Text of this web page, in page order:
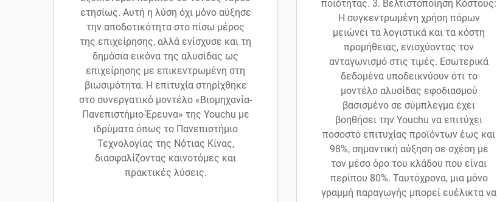
ετησίως. Αυτή η λύση όχι μόνο αύξησε
την αποδοτικότητα στο πίσω μέρος
της επιχείρησης, αλλά ενίσχυσε και τη
δημόσια εικόνα της αλυσίδας ως
επιχείρησης με επικεντρωμένη στη
βιωσιμότητα. Η επιτυχία στηρίχθηκε
στο συνεργατικό μοντέλο «Βιομηχανία-
Πανεπιστήμιο-Έρευνα» της Youchu με
ιδρύματα όπως το Πανεπιστήμιο
Τεχνολογίας της Νότιας Κίνας,
διασφαλίζοντας καινοτόμες και
πρακτικές λύσεις.
ποιότητας. 3. Βελτιστοποίηση Κόστους:
Η συγκεντρωμένη χρήση πόρων
μειώνει τα λογιστικά και τα κόστη
προμήθειας, ενισχύοντας τον
ανταγωνισμό στις τιμές. Εσωτερικά
δεδομένα υποδεικνύουν ότι το
μοντέλο αλυσίδας εφοδιασμού
βασισμένο σε σύμπλεγμα έχει
βοηθήσει την Youchu να επιτύχει
ποσοστό επιτυχίας προϊόντων έως και
98%, σημαντική αύξηση σε σχέση με
τον μέσο όρο του κλάδου που είναι
περίπου 80%. Ταυτόχρονα, μια μόνο
γραμμή παραγωγής μπορεί ευέλικτα να